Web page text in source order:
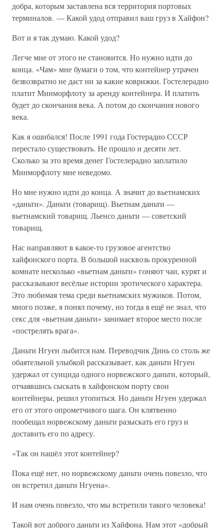
добра, которым заставлена вся территория портовых
терминалов. — Какой удод отправил ваш груз в Хайфон?
Вот и я так думаю. Какой удод?
Легче мне от этого не становится. Но нужно идти до
конца. «Чам» мне бумаги о том, что контейнер утрачен
безвозвратно не даст ни за какие коврижки. Гостелерадио
платит Минморфлоту за аренду контейнера. И платить
будет до скончания века. А потом до скончания нового
века.
Как я ошибался! После 1991 года Гостерадио СССР
перестало существовать. Не прошло и десяти лет.
Сколько за это время денег Гостелерадио заплатило
Минморфлоту мне неведомо.
Но мне нужно идти до конца. А значит до вьетнамских
«даньти». Даньти (товарищ). Вьетнам даньти —
вьетнамский товарищ. Льенсо даньти — советский
товарищ.
Нас направляют в какое-то грузовое агентство
хайфонского порта. В большой насквозь прокуренной
комнате несколько «вьетнам даньти» гоняют чаи, курят и
рассказывают весёлые истории эротического характера.
Это любимая тема среди вьетнамских мужиков. Потом,
много позже, я понял почему, но тогда я ещё не знал, что
секс для «вьетнам даньти» занимает второе место после
«пострелять врага».
Даньти Нгуен лыбится нам. Переводчик Динь со столь же
обаятельной улыбкой рассказывает, как даньти Нгуен
удержал от суицида одного норвежского даньти, который,
отчаявшись сыскать в хайфонском порту свои
контейнеры, решил утопиться. Но даньти Нгуен удержал
его от этого опрометчивого шага. Он клятвенно
пообещал норвежскому даньти разыскать его груз и
доставить его по адресу.
«Так он нашёл этот контейнер?
Пока ещё нет, но норвежскому даньти очень повезло, что
он встретил даньти Нгуена».
И нам очень повезло, что мы встретили такого человека!
Такой вот доброго даньти из Хайфона. Нам этот «добрый